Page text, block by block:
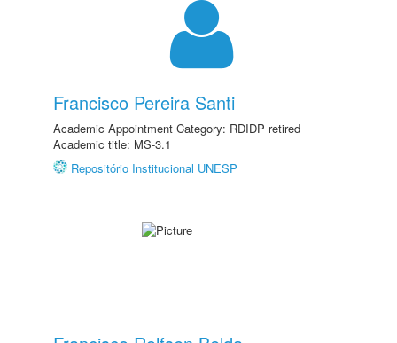
Francisco Pereira Santi
Academic Appointment Category: RDIDP retired
Academic title: MS-3.1
Repositório Institucional UNESP